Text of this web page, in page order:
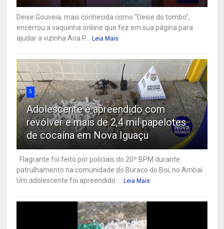
Deise Gouveia, mais conhecida como "Deise do tombo",
encerrou a vaquinha onliine que fez em sua página para
ajudar a vizinha Ana P...
Leia Mais
5
Adolescente é apreendido com
revólver e mais de 2,4 mil papelotes
de cocaína em Nova Iguaçu
Flagrante foi feito por policiais do 20º BPM durante
patrulhamento na comunidade do Buraco do Boi, no Ambaí
Um adolescente foi apreendido ...
Leia Mais